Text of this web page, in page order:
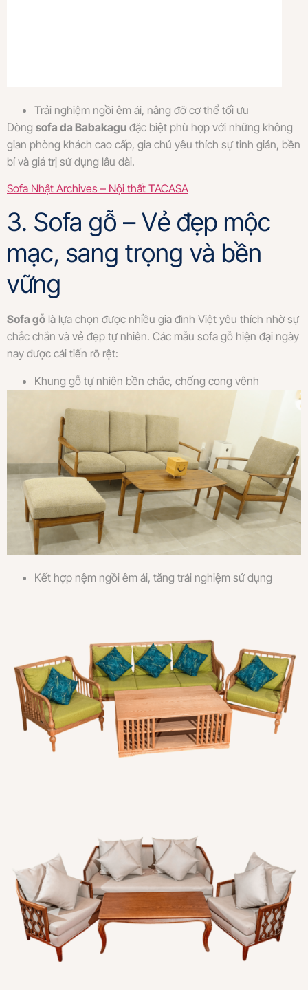
Trải nghiệm ngồi êm ái, nâng đỡ cơ thể tối ưu
Dòng sofa da Babakagu đặc biệt phù hợp với những không
gian phòng khách cao cấp, gia chủ yêu thích sự tinh giản, bền
bỉ và giá trị sử dụng lâu dài.
Sofa Nhật Archives – Nội thất TACASA
3. Sofa gỗ – Vẻ đẹp mộc
mạc, sang trọng và bền
vững
Sofa gỗ là lựa chọn được nhiều gia đình Việt yêu thích nhờ sự
chắc chắn và vẻ đẹp tự nhiên. Các mẫu sofa gỗ hiện đại ngày
nay được cải tiến rõ rệt:
Khung gỗ tự nhiên bền chắc, chống cong vênh
Kết hợp nệm ngồi êm ái, tăng trải nghiệm sử dụng